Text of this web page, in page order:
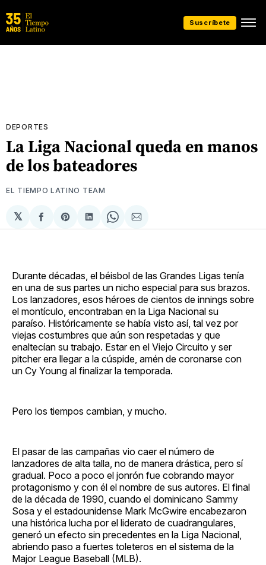
Suscríbete
DEPORTES
La Liga Nacional queda en manos
de los bateadores
EL TIEMPO LATINO TEAM
𝕏
Compartir
en
Share
on
Compartir
en
Share
on
Compartir
via
Durante décadas, el béisbol de las Grandes Ligas tenía
en una de sus partes un nicho especial para sus brazos.
Los lanzadores, esos héroes de cientos de innings sobre
el montículo, encontraban en la Liga Nacional su
paraíso. Históricamente se había visto así, tal vez por
viejas costumbres que aún son respetadas y que
enaltecían su trabajo. Estar en el Viejo Circuito y ser
pitcher era llegar a la cúspide, amén de coronarse con
un Cy Young al finalizar la temporada.
Pero los tiempos cambian, y mucho.
El pasar de las campañas vio caer el número de
lanzadores de alta talla, no de manera drástica, pero sí
gradual. Poco a poco el jonrón fue cobrando mayor
protagonismo y con él el nombre de sus autores. El final
de la década de 1990, cuando el dominicano Sammy
Sosa y el estadounidense Mark McGwire encabezaron
una histórica lucha por el liderato de cuadrangulares,
generó un efecto sin precedentes en la Liga Nacional,
abriendo paso a fuertes toleteros en el sistema de la
Major League Baseball (MLB).